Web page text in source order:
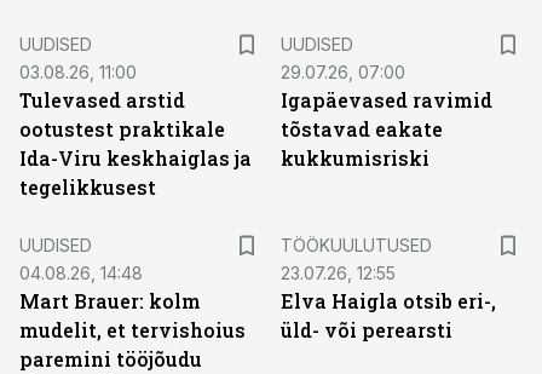
UUDISED
03.08.26, 11:00
Tulevased arstid
ootustest praktikale
Ida-Viru keskhaiglas ja
tegelikkusest
UUDISED
29.07.26, 07:00
Igapäevased ravimid
tõstavad eakate
kukkumisriski
UUDISED
04.08.26, 14:48
Mart Brauer: kolm
mudelit, et tervishoius
paremini tööjõudu
TÖÖKUULUTUSED
23.07.26, 12:55
Elva Haigla otsib eri-,
üld- või perearsti